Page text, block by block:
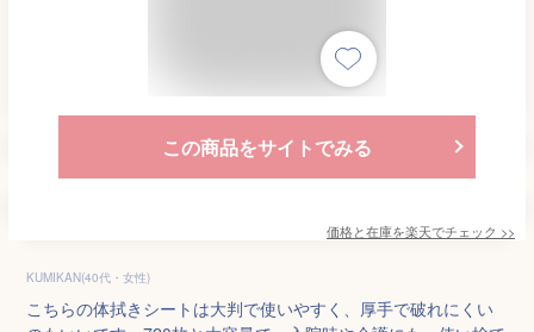
この商品をサイトでみる
価格と在庫を楽天でチェック >>
KUMIKAN(40代・女性)
こちらの体拭きシートは大判で使いやすく、厚手で破れにくい